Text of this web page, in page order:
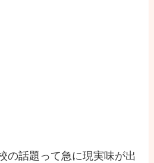
の話題って急に現実味が出